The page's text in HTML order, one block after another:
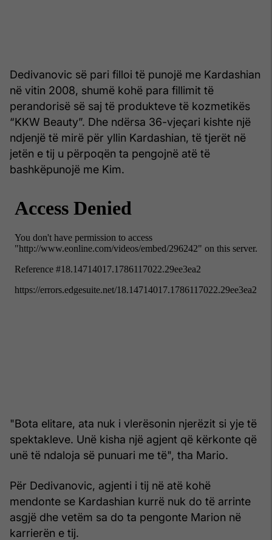
Dedivanovic së pari filloi të punojë me Kardashian
në vitin 2008, shumë kohë para fillimit të
perandorisë së saj të produkteve të kozmetikës
“KKW Beauty”. Dhe ndërsa 36-vjeçari kishte një
ndjenjë të mirë për yllin Kardashian, të tjerët në
jetën e tij u përpoqën ta pengojnë atë të
bashkëpunojë me Kim.
"Bota elitare, ata nuk i vlerësonin njerëzit si yje të
spektakleve. Unë kisha një agjent që kërkonte që
unë të ndaloja së punuari me të", tha Mario.
Për Dedivanovic, agjenti i tij në atë kohë
mendonte se Kardashian kurrë nuk do të arrinte
asgjë dhe vetëm sa do ta pengonte Marion në
karrierën e tij.